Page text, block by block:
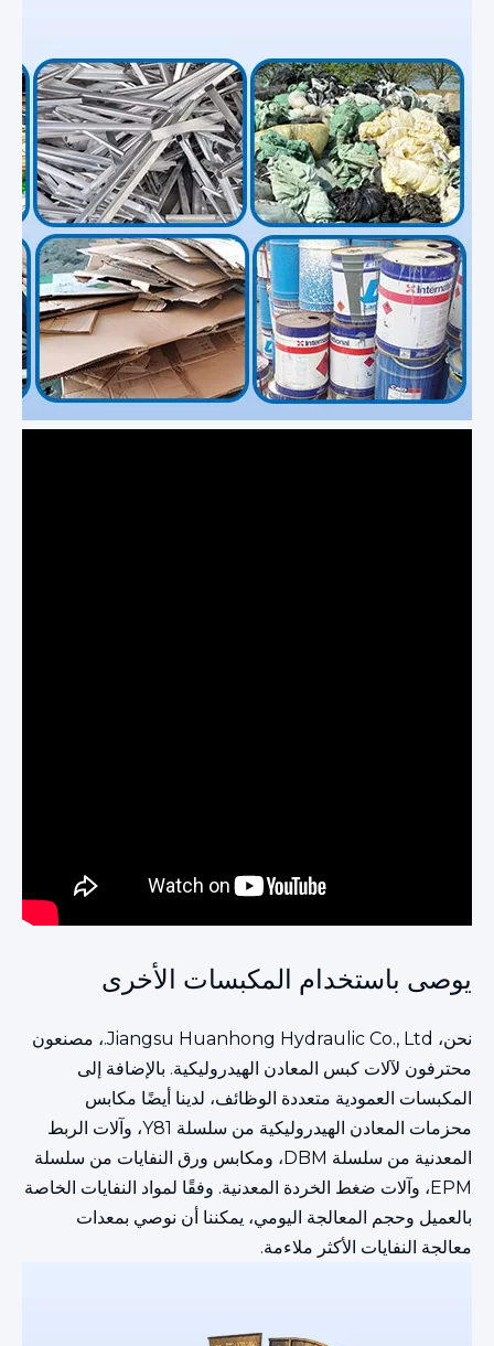
يوصى باستخدام المكبسات الأخرى
نحن، Jiangsu Huanhong Hydraulic Co., Ltd.، مصنعون
محترفون لآلات كبس المعادن الهيدروليكية. بالإضافة إلى
المكبسات العمودية متعددة الوظائف، لدينا أيضًا مكابس
محزمات المعادن الهيدروليكية من سلسلة Y81، وآلات الربط
المعدنية من سلسلة DBM، ومكابس ورق النفايات من سلسلة
EPM، وآلات ضغط الخردة المعدنية. وفقًا لمواد النفايات الخاصة
بالعميل وحجم المعالجة اليومي، يمكننا أن نوصي بمعدات
معالجة النفايات الأكثر ملاءمة.